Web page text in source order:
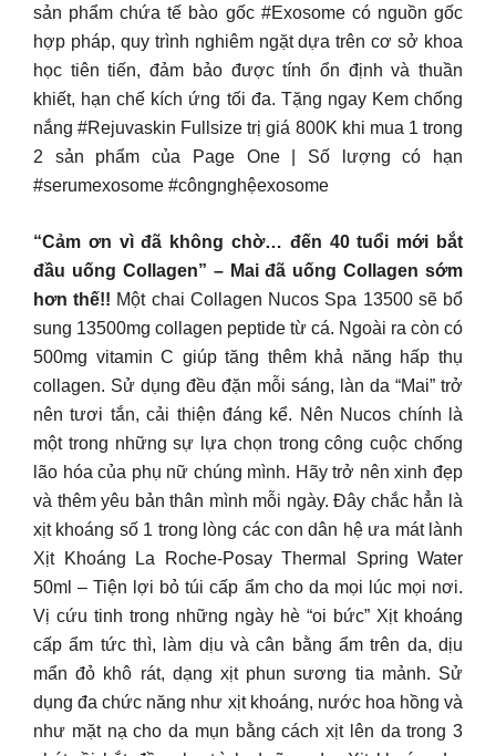
sản phẩm chứa tế bào gốc #Exosome có nguồn gốc
hợp pháp, quy trình nghiêm ngặt dựa trên cơ sở khoa
học tiên tiến, đảm bảo được tính ổn định và thuần
khiết, hạn chế kích ứng tối đa. Tặng ngay Kem chống
nắng #Rejuvaskin Fullsize trị giá 800K khi mua 1 trong
2 sản phẩm của Page One | Số lượng có hạn
#serumexosome #côngnghệexosome
“Cảm ơn vì đã không chờ… đến 40 tuổi mới bắt
đầu uống Collagen” – Mai đã uống Collagen sớm
hơn thế!! Một chai Collagen Nucos Spa 13500 sẽ bổ
sung 13500mg collagen peptide từ cá. Ngoài ra còn có
500mg vitamin C giúp tăng thêm khả năng hấp thụ
collagen. Sử dụng đều đặn mỗi sáng, làn da “Mai” trở
nên tươi tắn, cải thiện đáng kể. Nên Nucos chính là
một trong những sự lựa chọn trong công cuộc chống
lão hóa của phụ nữ chúng mình. Hãy trở nên xinh đẹp
và thêm yêu bản thân mình mỗi ngày. Đây chắc hẳn là
xịt khoáng số 1 trong lòng các con dân hệ ưa mát lành
Xịt Khoáng La Roche-Posay Thermal Spring Water
50ml – Tiện lợi bỏ túi cấp ẩm cho da mọi lúc mọi nơi.
Vị cứu tinh trong những ngày hè “oi bức” Xịt khoáng
cấp ẩm tức thì, làm dịu và cân bằng ẩm trên da, dịu
mẩn đỏ khô rát, dạng xịt phun sương tia mảnh. Sử
dụng đa chức năng như xịt khoáng, nước hoa hồng và
như mặt nạ cho da mụn bằng cách xịt lên da trong 3